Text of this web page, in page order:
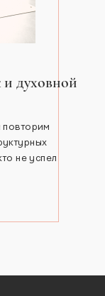
и духовной
не успел